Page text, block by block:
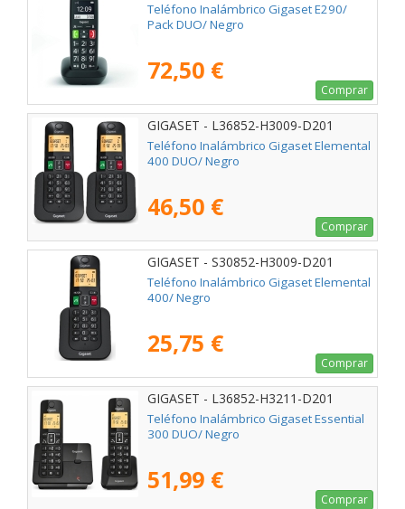
Teléfono Inalámbrico Gigaset E290/
Pack DUO/ Negro
72,50 €
Comprar
GIGASET - L36852-H3009-D201
Teléfono Inalámbrico Gigaset Elemental
400 DUO/ Negro
46,50 €
Comprar
GIGASET - S30852-H3009-D201
Teléfono Inalámbrico Gigaset Elemental
400/ Negro
25,75 €
Comprar
GIGASET - L36852-H3211-D201
Teléfono Inalámbrico Gigaset Essential
300 DUO/ Negro
51,99 €
Comprar